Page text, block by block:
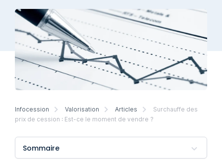
Infocession Valorisation Articles
Surchauffe des
prix de cession : Est-ce le moment de vendre ?
Sommaire